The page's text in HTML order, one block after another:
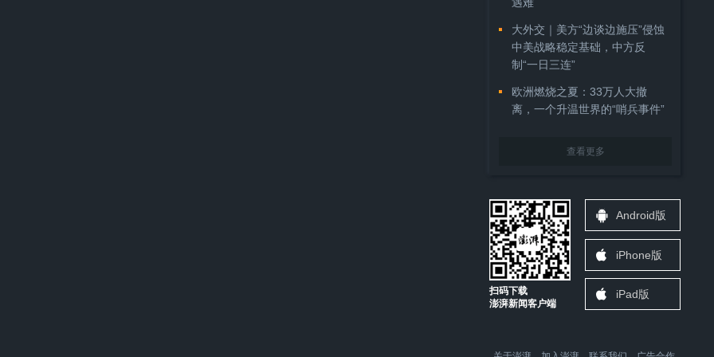
大外交｜美方“边谈边施压”侵蚀
中美战略稳定基础，中方反
制“一日三连”
欧洲燃烧之夏：33万人大撤
离，一个升温世界的“哨兵事件”
查看更多
扫码下载
澎湃新闻客户端
Android版
iPhone版
iPad版